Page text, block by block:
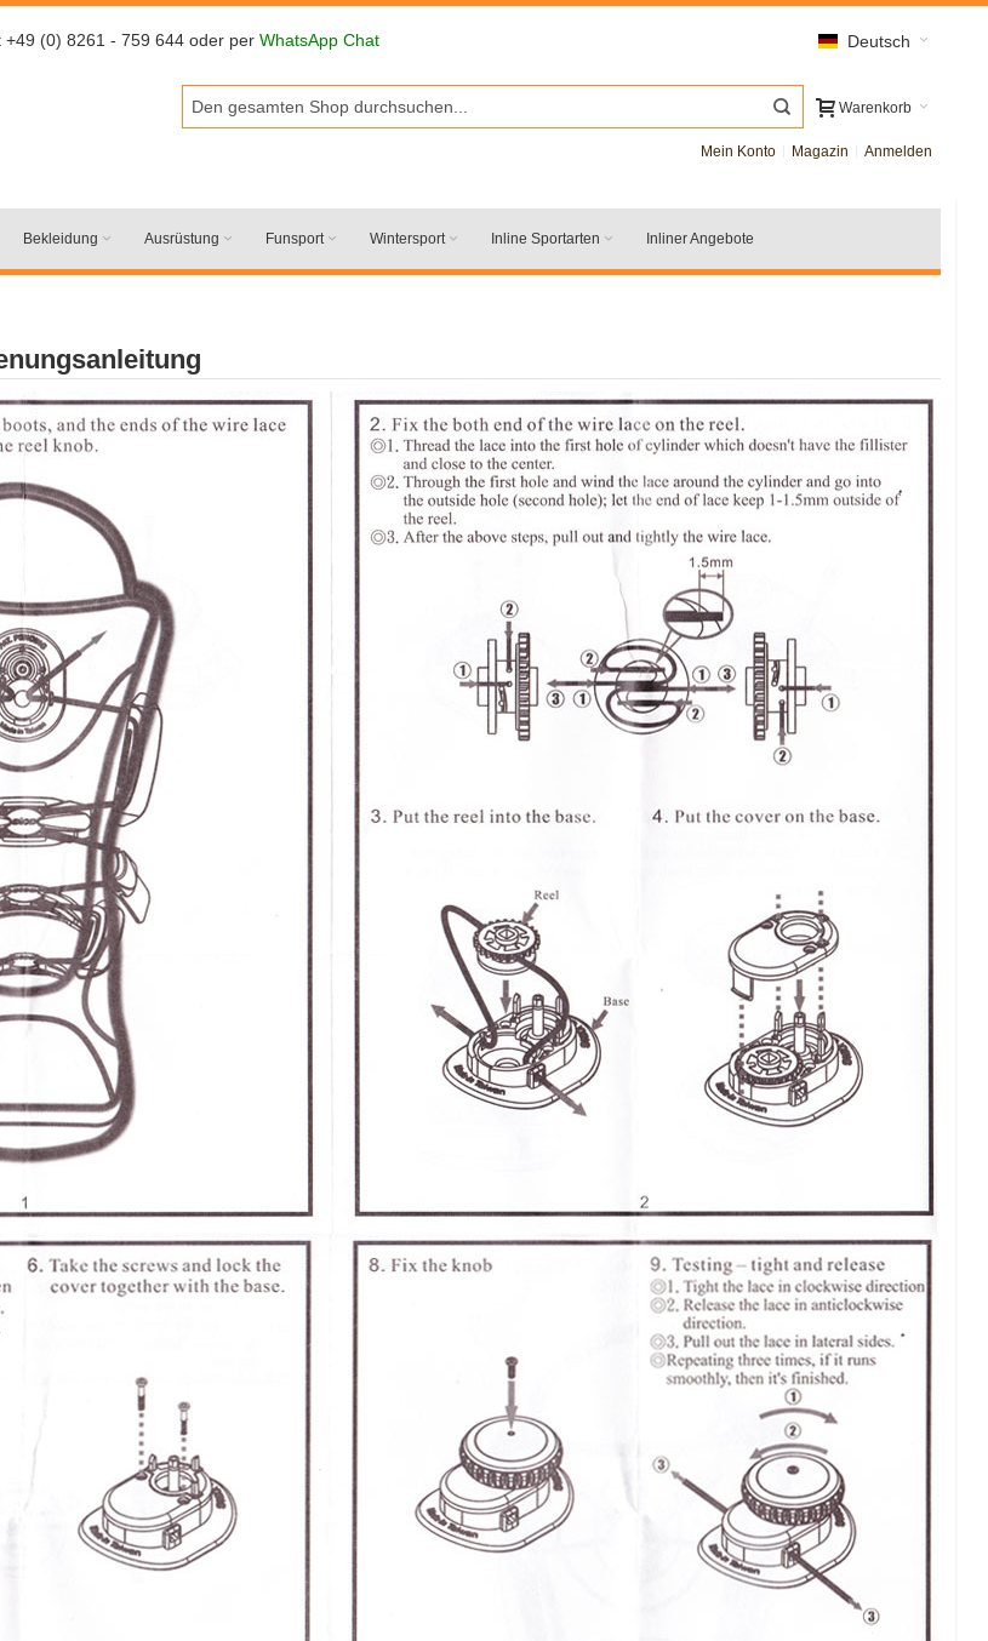
+49 (0) 8261 - 759 644 oder per WhatsApp Chat Deutsch
Warenkorb
Mein Konto Magazin Anmelden
Bekleidung Ausrüstung Funsport Wintersport Inline Sportarten Inliner Angebote